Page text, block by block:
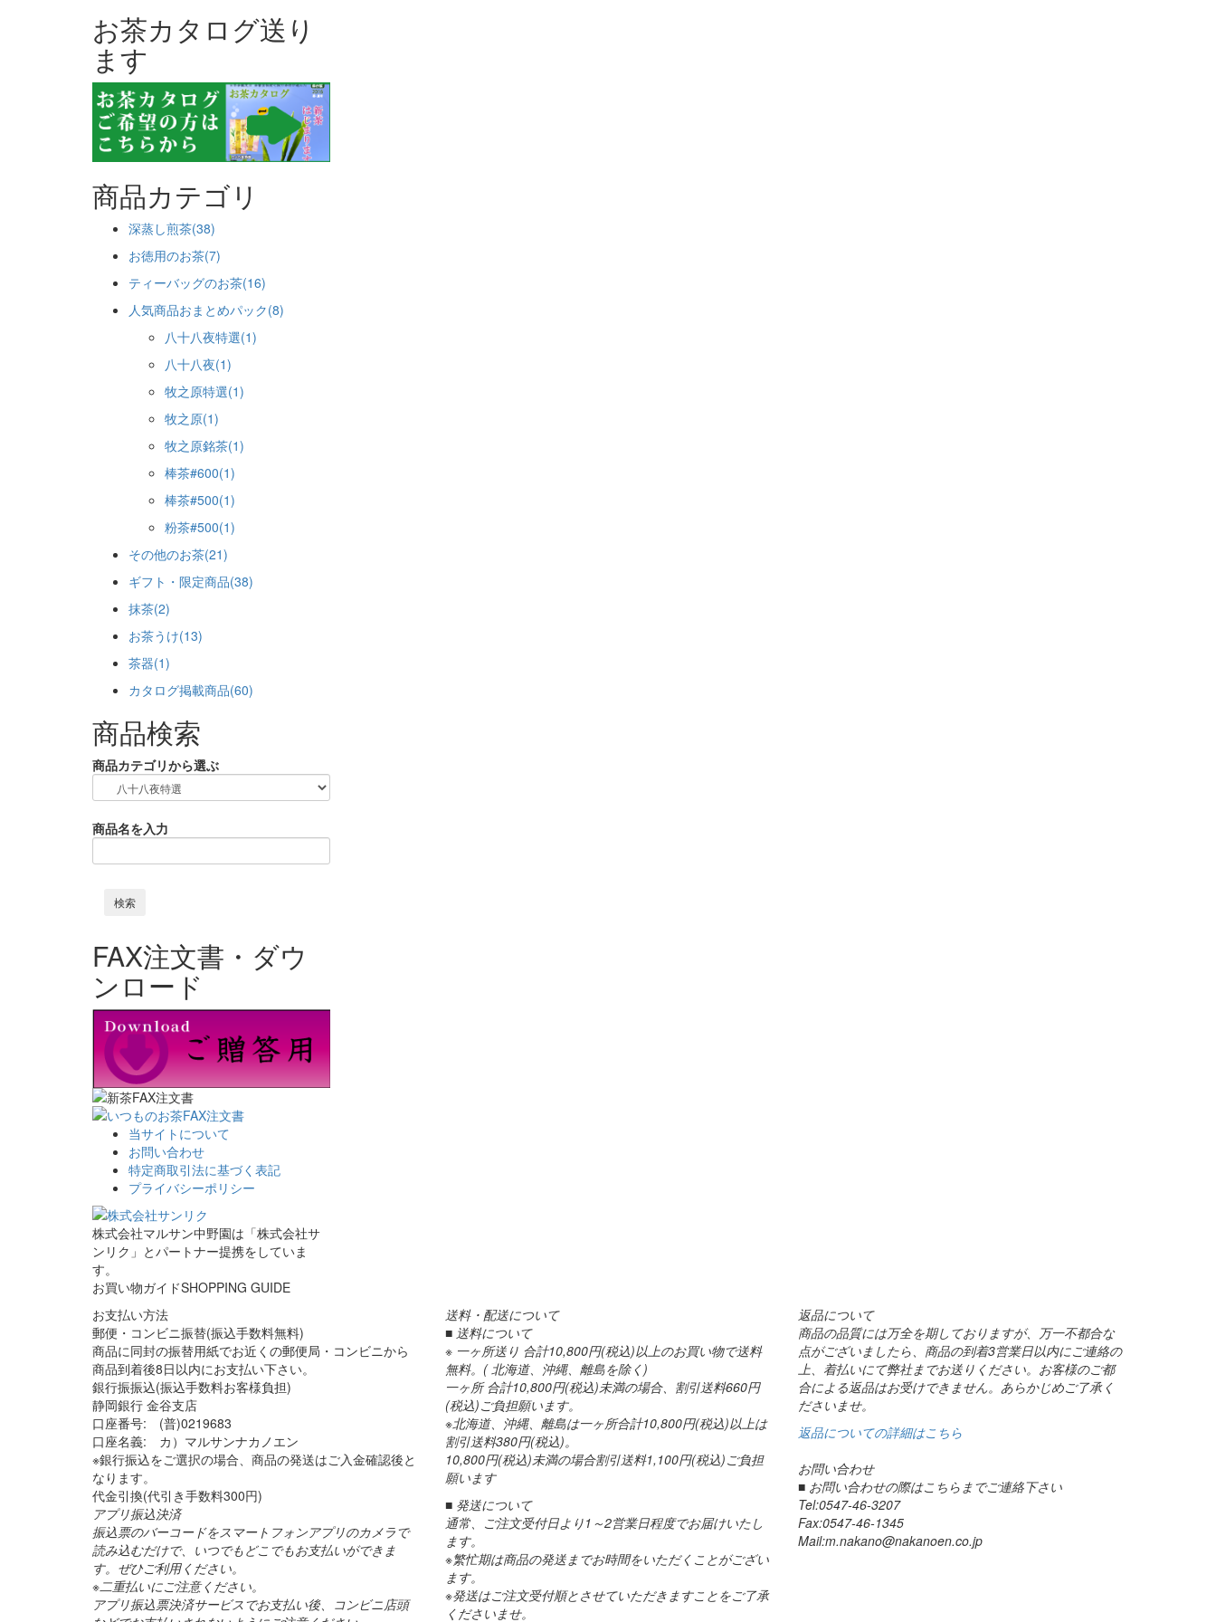
お茶カタログ送り
ます
商品カテゴリ
深蒸し煎茶(38)
お徳用のお茶(7)
ティーバッグのお茶(16)
人気商品おまとめパック(8)
八十八夜特選(1)
八十八夜(1)
牧之原特選(1)
牧之原(1)
牧之原銘茶(1)
棒茶#600(1)
棒茶#500(1)
粉茶#500(1)
その他のお茶(21)
ギフト・限定商品(38)
抹茶(2)
お茶うけ(13)
茶器(1)
カタログ掲載商品(60)
商品検索
商品カテゴリから選ぶ
商品名を入力
FAX注文書・ダウ
ンロード
当サイトについて
お問い合わせ
特定商取引法に基づく表記
プライバシーポリシー
株式会社マルサン中野園は「株式会社サ
ンリク」とパートナー提携をしていま
す。
お買い物ガイドSHOPPING GUIDE
お支払い方法
郵便・コンビニ振替(振込手数料無料)
商品に同封の振替用紙でお近くの郵便局・コンビニから
商品到着後8日以内にお支払い下さい。
銀行振振込(振込手数料お客様負担)
静岡銀行 金谷支店
口座番号: (普)0219683
口座名義: カ）マルサンナカノエン
※銀行振込をご選択の場合、商品の発送はご入金確認後と
なります。
代金引換(代引き手数料300円)
アプリ振込決済
振込票のバーコードをスマートフォンアプリのカメラで
読み込むだけで、いつでもどこでもお支払いができま
す。ぜひご利用ください。
※二重払いにご注意ください。
アプリ振込票決済サービスでお支払い後、コンビニ店頭
送料・配送について
■ 送料について
※ 一ヶ所送り 合計10,800円(税込)以上のお買い物で送料
無料。( 北海道、沖縄、離島を除く)
一ヶ所 合計10,800円(税込)未満の場合、割引送料660円
(税込)ご負担願います。
※北海道、沖縄、離島は一ヶ所合計10,800円(税込)以上は
割引送料380円(税込)。
10,800円(税込)未満の場合割引送料1,100円(税込)ご負担
願います
■ 発送について
通常、ご注文受付日より1～2営業日程度でお届けいたし
ます。
※繁忙期は商品の発送までお時間をいただくことがござい
ます。
※発送はご注文受付順とさせていただきますことをご了承
くださいませ。
返品について
商品の品質には万全を期しておりますが、万一不都合な
点がございましたら、商品の到着3営業日以内にご連絡の
上、着払いにて弊社までお送りください。お客様のご都
合による返品はお受けできません。あらかじめご了承く
ださいませ。
返品についての詳細はこちら
お問い合わせ
■ お問い合わせの際はこちらまでご連絡下さい
Tel:0547-46-3207
Fax:0547-46-1345
Mail:m.nakano@nakanoen.co.jp